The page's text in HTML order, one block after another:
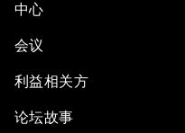
中心
会议
利益相关方
论坛故事